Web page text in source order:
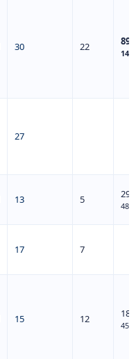
30 22 89
148
27
13 5 29
48
17 7
15 12 18
45